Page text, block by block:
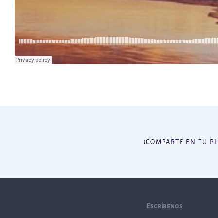
¡COMPARTE EN TU
Escríbenos